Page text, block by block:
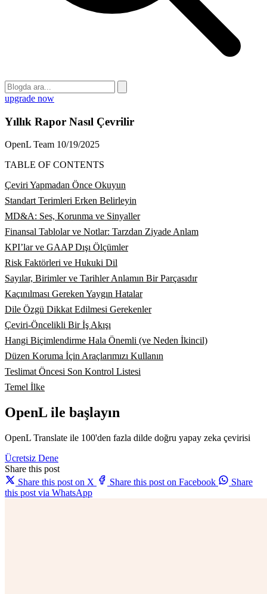
upgrade now
Yıllık Rapor Nasıl Çevrilir
OpenL Team 10/19/2025
TABLE OF CONTENTS
Çeviri Yapmadan Önce Okuyun
Standart Terimleri Erken Belirleyin
MD&A: Ses, Korunma ve Sinyaller
Finansal Tablolar ve Notlar: Tarzdan Ziyade Anlam
KPI’lar ve GAAP Dışı Ölçümler
Risk Faktörleri ve Hukuki Dil
Sayılar, Birimler ve Tarihler Anlamın Bir Parçasıdır
Kaçınılması Gereken Yaygın Hatalar
Dile Özgü Dikkat Edilmesi Gerekenler
Çeviri-Öncelikli Bir İş Akışı
Hangi Biçimlendirme Hala Önemli (ve Neden İkincil)
Düzen Koruma İçin Araçlarımızı Kullanın
Teslimat Öncesi Son Kontrol Listesi
Temel İlke
OpenL ile başlayın
OpenL Translate ile 100'den fazla dilde doğru yapay zeka çevirisi
Ücretsiz Dene
Share this post
Share this post on X
Share this post on Facebook
Share
this post via WhatsApp